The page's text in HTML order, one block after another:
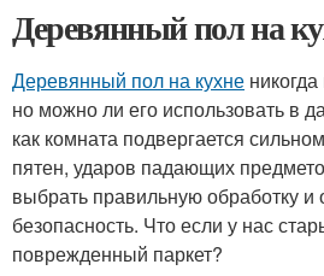
Деревянный пол на
Деревянный пол на кухне
но можно ли его использовать в
как комната подвергается
пятен, ударов падающих
выбрать правильную обработку и
безопасность. Что если у нас
поврежденный паркет?